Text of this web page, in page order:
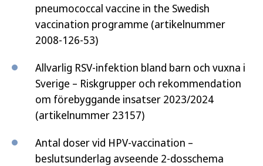
pneumococcal vaccine in the Swedish
vaccination programme (artikelnummer
2008-126-53)
Allvarlig RSV-infektion bland barn och vuxna i
Sverige – Riskgrupper och rekommendation
om förebyggande insatser 2023/2024
(artikelnummer 23157)
Antal doser vid HPV-vaccination –
beslutsunderlag avseende 2-dosschema